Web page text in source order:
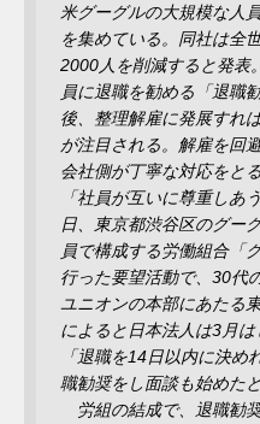
米グーグルの大規模な人
を集めている。同社は全
2000人を削減すると発表
員に退職を勧める「退職
後、整理解雇に発展すれ
が注目される。解雇を回
会社側が丁寧な対応をと
「社員が互いに尊重しあ
日、東京都渋谷区のグー
員で構成する労働組合「
行った要望活動で、30代
ユニオンの本部にあたる
によると日本法人は3月
「退職を14日以内に決
職勧奨をし面談も始めたと
労組の結成で、退職勧